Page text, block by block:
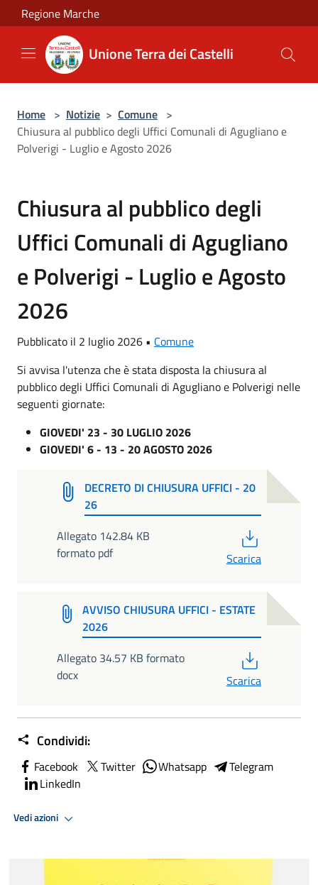
Salta al contenuto principale
Regione Marche
Unione Terra dei Castelli
Home > Notizie > Comune >
Chiusura al pubblico degli Uffici Comunali di Agugliano e
Polverigi - Luglio e Agosto 2026
Chiusura al pubblico degli
Uffici Comunali di Agugliano
e Polverigi - Luglio e Agosto
2026
Pubblicato il 2 luglio 2026 • Comune
Si avvisa l'utenza che è stata disposta la chiusura al
pubblico degli Uffici Comunali di Agugliano e Polverigi nelle
seguenti giornate:
GIOVEDI' 23 - 30 LUGLIO 2026
GIOVEDI' 6 - 13 - 20 AGOSTO 2026
DECRETO DI CHIUSURA UFFICI - 20
26
Allegato 142.84 KB
formato pdf
Scarica
AVVISO CHIUSURA UFFICI - ESTATE
2026
Allegato 34.57 KB formato
docx
Scarica
Condividi:
Facebook Twitter Whatsapp
Telegram
LinkedIn
Vedi azioni